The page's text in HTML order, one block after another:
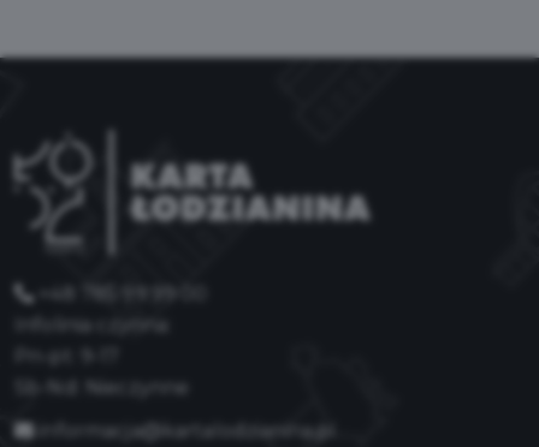
+48 785 99 99 00
Infolinia czynna:
Sb-Nd: Nieczynne
informacja@kartalodzianina.pl